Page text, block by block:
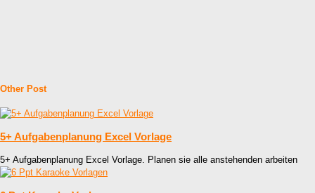
Other Post
5+ Aufgabenplanung Excel Vorlage
5+ Aufgabenplanung Excel Vorlage. Planen sie alle anstehenden arbeiten